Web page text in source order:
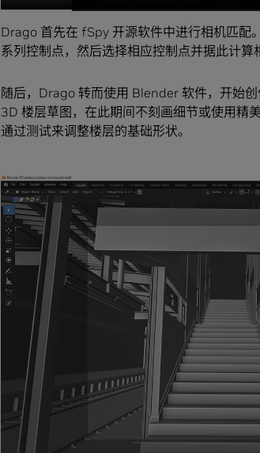
Drago 首先在 fSpy 开源软件中进行相机匹配
系列控制点，然后选择相应控制点并据此计算
随后，Drago 转而使用 Blender 软件，开始
3D 楼层草图，在此期间不刻画细节或使用精
通过测试来调整楼层的基础形状。